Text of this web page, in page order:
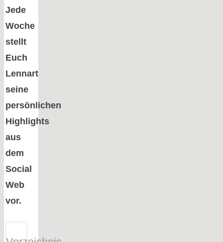
Jede
Woche
stellt
Euch
Lennart
seine
persönlichen
Highlights
aus
dem
Social
Web
vor.